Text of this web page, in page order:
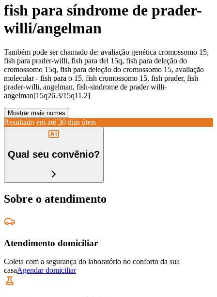
fish para síndrome de prader-
willi/angelman
Também pode ser chamado de: avaliação genética cromossomo 15,
fish para prader-willi, fish para del 15q, fish para deleção do
cromossomo 15q, fish para deleção do cromossomo 15, avaliação
molecular - fish para o 15, fish cromossomo 15, fish prader, fish
prader-willi, angelman, fish-sindrome de prader willi-
angelman[15q26.3/15q11.2]
Mostrar mais nomes
Resultado em até 30 dias úteis
Qual seu convênio?
Sobre o atendimento
Atendimento domiciliar
Coleta com a segurança do laboratório no conforto da sua
casaAgendar domiciliar